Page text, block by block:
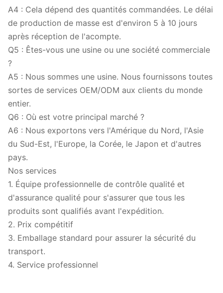
A4 : Cela dépend des quantités commandées. Le délai
de production de masse est d'environ 5 à 10 jours
après réception de l'acompte.
Q5 : Êtes-vous une usine ou une société commerciale
?
A5 : Nous sommes une usine. Nous fournissons toutes
sortes de services OEM/ODM aux clients du monde
entier.
Q6 : Où est votre principal marché ?
A6 : Nous exportons vers l'Amérique du Nord, l'Asie
du Sud-Est, l'Europe, la Corée, le Japon et d'autres
pays.
Nos services
1. Équipe professionnelle de contrôle qualité et
d'assurance qualité pour s'assurer que tous les
produits sont qualifiés avant l'expédition.
2. Prix compétitif
3. Emballage standard pour assurer la sécurité du
transport.
4. Service professionnel